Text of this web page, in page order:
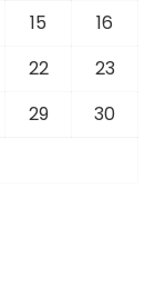
15
16
22
23
29
30